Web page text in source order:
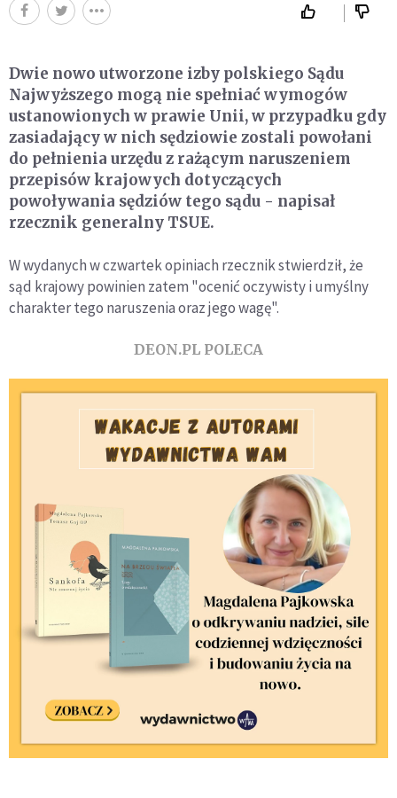
Dwie nowo utworzone izby polskiego Sądu
Najwyższego mogą nie spełniać wymogów
ustanowionych w prawie Unii, w przypadku gdy
zasiadający w nich sędziowie zostali powołani
do pełnienia urzędu z rażącym naruszeniem
przepisów krajowych dotyczących
powoływania sędziów tego sądu - napisał
rzecznik generalny TSUE.
W wydanych w czwartek opiniach rzecznik stwierdził, że
sąd krajowy powinien zatem "ocenić oczywisty i umyślny
charakter tego naruszenia oraz jego wagę".
DEON.PL POLECA